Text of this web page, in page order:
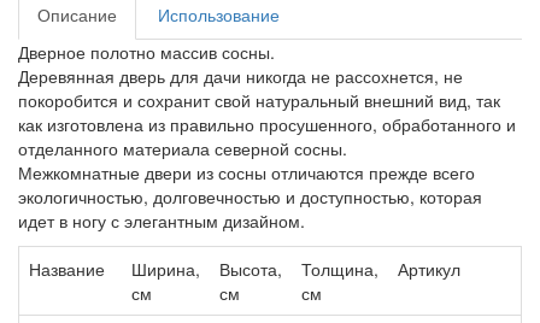
Описание
Использование
Дверное полотно массив сосны.
Деревянная дверь для дачи никогда не рассохнется, не
покоробится и сохранит свой натуральный внешний вид, так
как изготовлена из правильно просушенного, обработанного и
отделанного материала северной сосны.
Межкомнатные двери из сосны отличаются прежде всего
экологичностью, долговечностью и доступностью, которая
идет в ногу с элегантным дизайном.
Название
Ширина,
см
Высота,
см
Толщина,
см
Артикул